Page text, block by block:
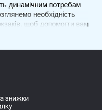
динамічним потребам
необхідність
щоб допомогти вам
рюкзака -
знижки